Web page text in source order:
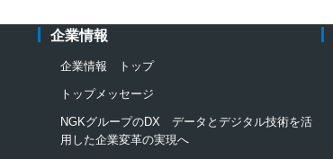
企業情報
企業情報 トップ
トップメッセージ
NGKグループのDX データとデジタル技術を活
用した企業変革の実現へ